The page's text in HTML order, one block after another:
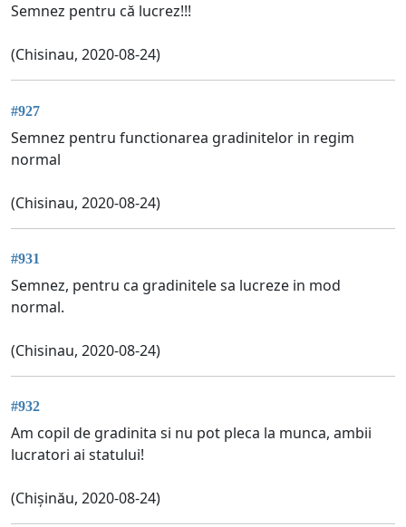
Semnez pentru că lucrez!!!
(Chisinau, 2020-08-24)
#927
Semnez pentru functionarea gradinitelor in regim
normal
(Chisinau, 2020-08-24)
#931
Semnez, pentru ca gradinitele sa lucreze in mod
normal.
(Chisinau, 2020-08-24)
#932
Am copil de gradinita si nu pot pleca la munca, ambii
lucratori ai statului!
(Chișinău, 2020-08-24)